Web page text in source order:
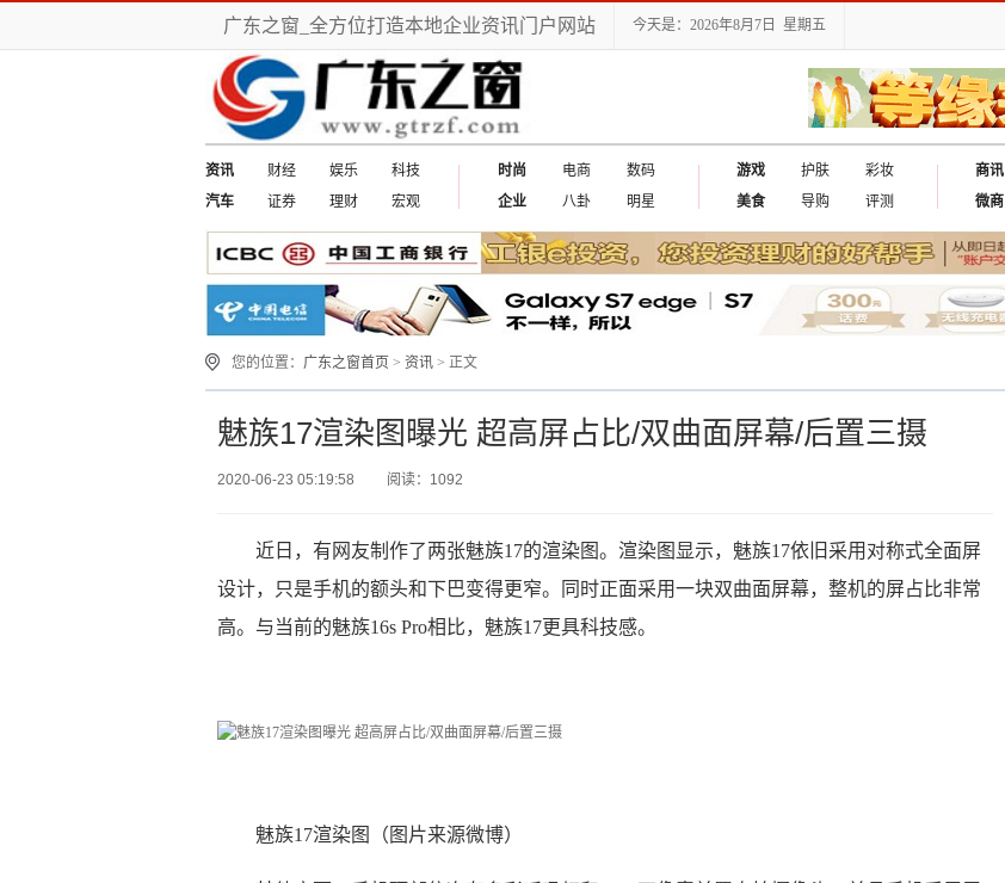
广东之窗_全方位打造本地企业资讯门户网站 今天是：2026年8月7日 星期五
资讯 财经 娱乐
科技
汽车
证券 理财 宏观
时尚 电商
数码
企业
八卦 明星
游戏 护肤
彩妆
美食
导购 评测
商讯
微商
您的位置： 广东之窗首页 > 资讯 > 正文
魅族17渲染图曝光 超高屏占比/双曲面屏幕/后置三摄
2020-06-23 05:19:58 阅读：1092
近日，有网友制作了两张魅族17的渲染图。渲染图显示，魅族17依旧采用对称式全面屏
设计，只是手机的额头和下巴变得更窄。同时正面采用一块双曲面屏幕，整机的屏占比非常
高。与当前的魅族16s Pro相比，魅族17更具科技感。
魅族17渲染图（图片来源微博）